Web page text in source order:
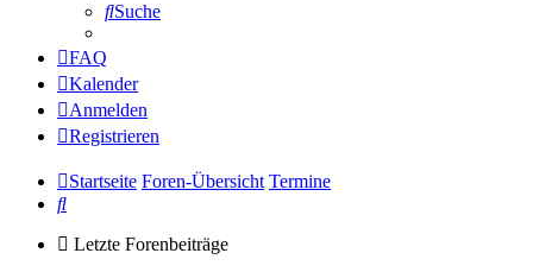
Suche
FAQ
Kalender
Anmelden
Registrieren
Startseite Foren-Übersicht Termine
Suche
Letzte Forenbeiträge